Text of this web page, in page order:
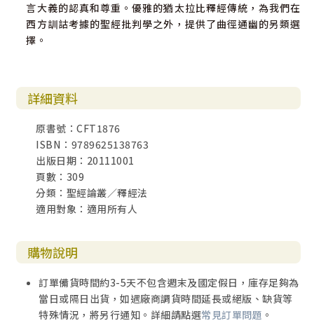
言大義的認真和尊重。優雅的猶太拉比釋經傳統，為我們在
西方訓詁考據的聖經批判學之外，提供了曲徑通幽的另類選
擇。
詳細資料
原書號：CFT1876
ISBN：9789625138763
出版日期：20111001
頁數：309
分類：聖經論叢／釋經法
適用對象：適用所有人
購物說明
訂單備貨時間約3-5天不包含週末及國定假日，庫存足夠為
當日或隔日出貨，如遇廠商調貨時間延長或絕版、缺貨等
特殊情況，將另行通知。詳細請點選常見訂單問題 。